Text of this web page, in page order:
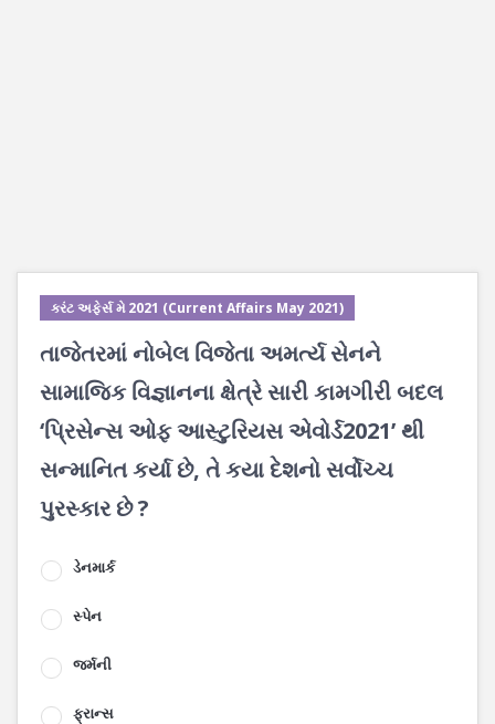
કરંટ અફેર્સ મે 2021 (Current Affairs May 2021)
તાજેતરમાં નોબેલ વિજેતા અમર્ત્ય સેનને
સામાજિક વિજ્ઞાનના ક્ષેત્રે સારી કામગીરી બદલ
‘પ્રિસેન્સ ઓફ આસ્ટુરિયસ એવોર્ડ2021’ થી
સન્માનિત કર્યા છે, તે કયા દેશનો સર્વોચ્ચ
પુરસ્કાર છે ?
ડેનમાર્ક
સ્પેન
જર્મની
ફ્રાન્સ